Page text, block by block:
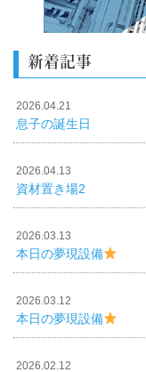
新着記事
2026.04.21
息子の誕生日
2026.04.13
資材置き場2
2026.03.13
本日の夢現設備
2026.03.12
本日の夢現設備
2026.02.12